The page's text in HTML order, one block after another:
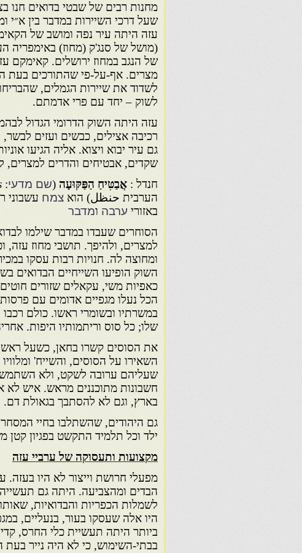
מחנות רבים של שבטי בדואים חנו
שעל דרכי השיירות במדבר בין א״י
עזה היתה עיר נפה ומושב של
(מושל של סנג'ק (מחוז)
של הנגב במחוז ירושלים. קאימקם
מצרים. אף-על-פי שהתורכים בעת
לשדוד את שיירות הגמלים,
לשוק – יחד עם פרי אדמתם.
עזה היתה השוק הדרומי הגדול
רכיבה אצילים, כבשים ועזים
גם עיר יבוא ויצוא. אליה הגיעו
שקדים, אבטיחים והדרים למצרים,
חנדל : אֲבַטִּיחַ הַפַּקּוּעָה (שם מדעי:
הערבית حنظل) הוא צמח עשבוני
באזורי ערבה ומדבר
הסוחרים שעבדו במדבר שילמו
למצרים, ולהיפך. תושבי מחוז
ומחוצה לה. חנויות רבות עסקו
השוק הופיעו השייחיים הבדואים
כאפיות משי, עקאלים שזורים חוטים
הכל נעלו מגפיים אדומים עם
במשרתיו ובשומרי ראשו. כולם
שלו; כל סוס וריתמותיו היפות.
את הסוסים קשרו בחאן, כשעל
השאירו על הסוסים, והשייח'
שעליהם ערובה לשקט, ולא
חשבונות מתוכננים מראש. איש
בארץ, וגם לא להסתבך בגאולת דם.
גם היהודים, שהשתלבו בחיי
ילד וכל תלמיד התקשט בפגיון קטן
מקצועות ותעסוקה של ערביי עזה
מפעלי חרושת וייצור לא היו
הבדים ומהצביעה. היתה גם
לשמלות הכפריות והבדואיות,
היו אלה שעסקו בעור, בנעליים,
ביותר היתה תעשיית כלי החרס,
בבתי-השימוש, כי לא היה נייר בעת